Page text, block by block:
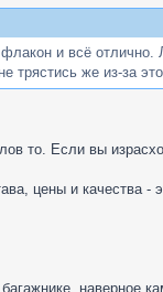
и всё
же из-за
то. Если вы
цены и качества -
наверное